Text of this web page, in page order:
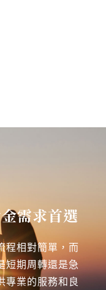
需求首選
程相對簡單，而
短期周轉還是急
專業的服務和良